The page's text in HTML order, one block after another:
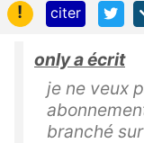
!
citer
only a écrit
je ne veux
branché